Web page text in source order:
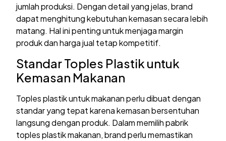
jumlah produksi. Dengan detail yang jelas, brand
dapat menghitung kebutuhan kemasan secara lebih
matang. Hal ini penting untuk menjaga margin
produk dan harga jual tetap kompetitif.
Standar Toples Plastik untuk
Kemasan Makanan
Toples plastik untuk makanan perlu dibuat dengan
standar yang tepat karena kemasan bersentuhan
langsung dengan produk. Dalam memilih pabrik
toples plastik makanan, brand perlu memastikan